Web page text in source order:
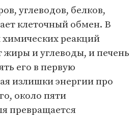
углеводов, белков,
клеточный обмен. В
реакций
жиры и углеводы, и печень
его в первую
излишки энергии про
около пяти
превращается